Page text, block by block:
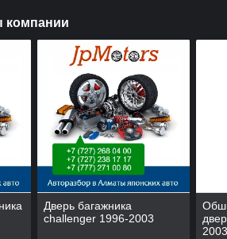
компании
Дверь багажника
challenger 1996-2003